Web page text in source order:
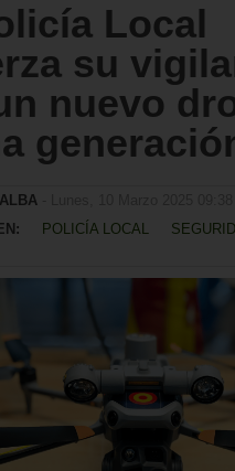
Local
su
nuevo
POLICÍA LOCAL